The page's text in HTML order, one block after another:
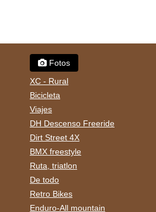
Fotos
XC - Rural
Bicicleta
Viajes
DH Descenso Freeride
Dirt Street 4X
BMX freestyle
Ruta, triatlon
De todo
Retro Bikes
Enduro-All mountain